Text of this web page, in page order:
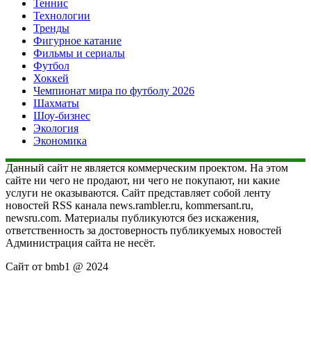
Теннис
Технологии
Тренды
Фигурное катание
Фильмы и сериалы
Футбол
Хоккей
Чемпионат мира по футболу 2026
Шахматы
Шоу-бизнес
Экология
Экономика
Данный сайт не является коммерческим проектом. На этом
сайте ни чего не продают, ни чего не покупают, ни какие
услуги не оказываются. Сайт представляет собой ленту
новостей RSS канала news.rambler.ru, kommersant.ru,
newsru.com. Материалы публикуются без искажения,
ответственность за достоверность публикуемых новостей
Администрация сайта не несёт.
Сайт от bmb1 @ 2024